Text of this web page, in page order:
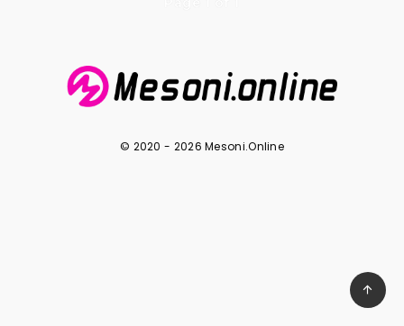
© 2020 - 2026 Mesoni.Online